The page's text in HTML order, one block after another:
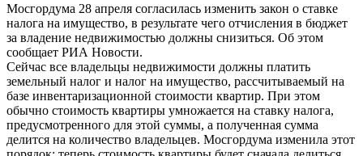
Мосгордума 28 апреля согласилась изменить закон о ставке
налога на имущество, в результате чего отчисления в бюджет
за владение недвижимостью должны снизиться. Об этом
сообщает РИА Новости.
Сейчас все владельцы недвижимости должны платить
земельный налог и налог на имущество, рассчитываемый на
базе инвентаризационной стоимости квартир. При этом
обычно стоимость квартиры умножается на ставку налога,
предусмотренного для этой суммы, а полученная сумма
делится на количество владельцев. Мосгордума изменила этот